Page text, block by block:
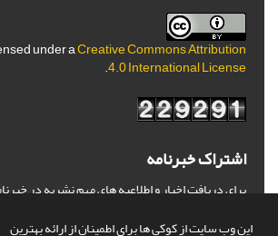
این وب سایت از کوکی ها برای اطمینان از ارائه بهترین
under aCreative Commons Attribution
4.0 International License
.
اشتراک خبرنامه
برای دریافت اخبار و اطلاعیه های مهم نشریه در